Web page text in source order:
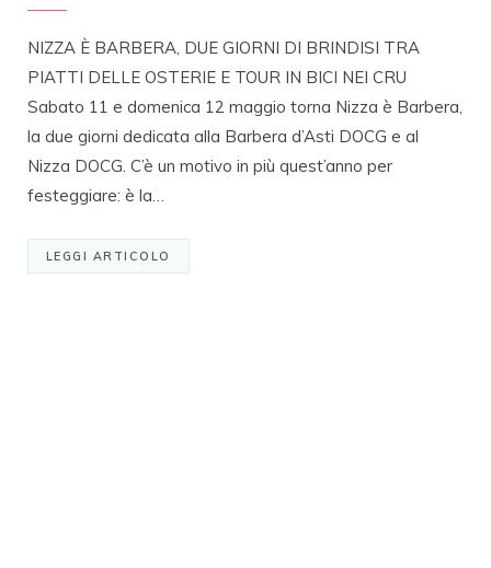
NIZZA È BARBERA, DUE GIORNI DI BRINDISI TRA
PIATTI DELLE OSTERIE E TOUR IN BICI NEI CRU
Sabato 11 e domenica 12 maggio torna Nizza è Barbera,
la due giorni dedicata alla Barbera d’Asti DOCG e al
Nizza DOCG. C’è un motivo in più quest’anno per
festeggiare: è la…
LEGGI ARTICOLO